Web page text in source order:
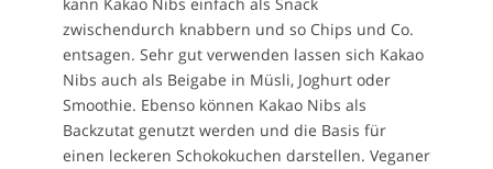
kann Kakao Nibs einfach als Snack
zwischendurch knabbern und so Chips und Co.
entsagen. Sehr gut verwenden lassen sich Kakao
Nibs auch als Beigabe in Müsli, Joghurt oder
Smoothie. Ebenso können Kakao Nibs als
Backzutat genutzt werden und die Basis für
einen leckeren Schokokuchen darstellen. Veganer